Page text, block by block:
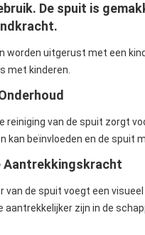
De spuit is
worden uitgerust met een
met kinderen.
reiniging van de spuit zorgt
kan beïnvloeden en de spuit
Aantrekkingskracht
van de spuit voegt een
aantrekkelijker zijn in de